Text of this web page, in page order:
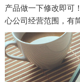
产品做一下修改即可
心公司经营范围，有